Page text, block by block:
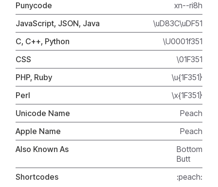
Punycode
xn--ri8h
JavaScript, JSON, Java
\uD83C\uDF51
C, C++, Python
\U0001f351
CSS
\01F351
PHP, Ruby
\u{1F351}
Perl
\x{1F351}
Unicode Name
Peach
Apple Name
Peach
Also Known As
Bottom
Butt
Shortcodes
:peach: